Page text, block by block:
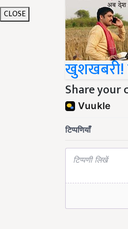
CLOSE
खुशखबरी!
Share your